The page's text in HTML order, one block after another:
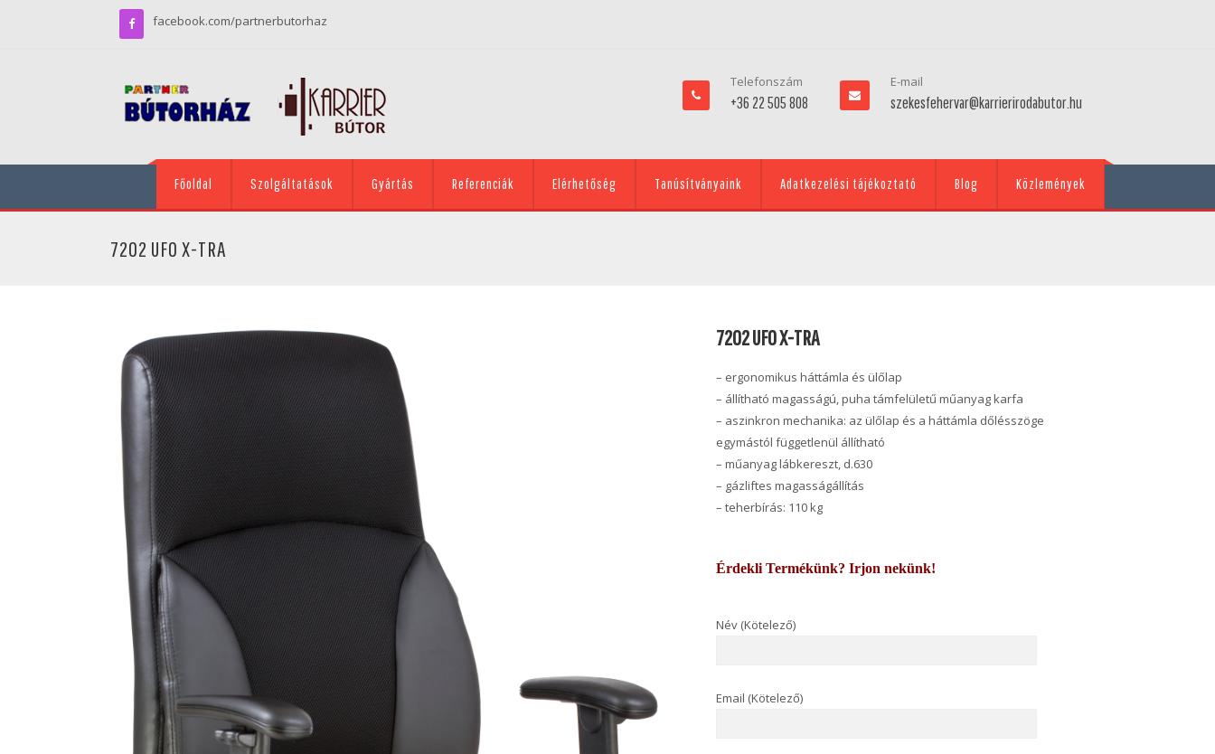
facebook.com/partnerbutorhaz
Telefonszám
+36 22 505 808
E-mail
szekesfehervar@karrierirodabutor.hu
Főoldal Szolgáltatások Gyártás Referenciák Elérhetőség Tanúsítványaink Adatkezelési tájékoztató Blog Közlemények
7202 UFO X-TRA
7202 UFO X-TRA
– ergonomikus háttámla és ülőlap
– állítható magasságú, puha támfelületű műanyag karfa
– aszinkron mechanika: az ülőlap és a háttámla dőlésszöge
egymástól függetlenül állítható
– műanyag lábkereszt, d.630
– gázliftes magasságállítás
– teherbírás: 110 kg
Érdekli Termékünk? Irjon nekünk!
Név (Kötelező)
Email (Kötelező)